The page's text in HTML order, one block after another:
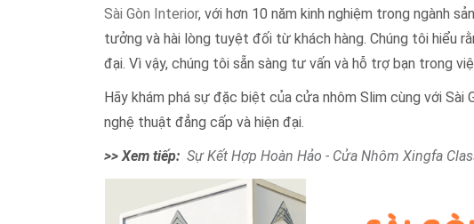
Sài Gòn Interior, với hơn 10 năm kinh nghiệm trong ngành
tưởng và hài lòng tuyệt đối từ khách hàng. Chúng tôi hiểu
đại. Vì vậy, chúng tôi sẵn sàng tư vấn và hỗ trợ bạn trong
Hãy khám phá sự đặc biệt của cửa nhôm Slim cùng với
nghệ thuật đẳng cấp và hiện đại.
>> Xem tiếp: Sự Kết Hợp Hoàn Hảo - Cửa Nhôm Xingfa